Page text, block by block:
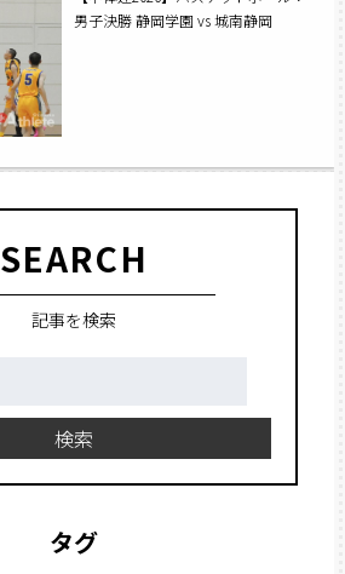
男子決勝 静岡学園 vs 城南静岡
SEARCH
記事を検索
検索
タグ